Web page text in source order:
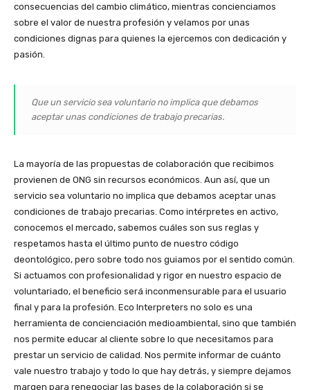
consecuencias del cambio climático, mientras concienciamos
sobre el valor de nuestra profesión y velamos por unas
condiciones dignas para quienes la ejercemos con dedicación y
pasión.
Que un servicio sea voluntario no implica que debamos
aceptar unas condiciones de trabajo precarias.
La mayoría de las propuestas de colaboración que recibimos
provienen de ONG sin recursos económicos. Aun así, que un
servicio sea voluntario no implica que debamos aceptar unas
condiciones de trabajo precarias. Como intérpretes en activo,
conocemos el mercado, sabemos cuáles son sus reglas y
respetamos hasta el último punto de nuestro código
deontológico, pero sobre todo nos guiamos por el sentido común.
Si actuamos con profesionalidad y rigor en nuestro espacio de
voluntariado, el beneficio será inconmensurable para el usuario
final y para la profesión. Eco Interpreters no solo es una
herramienta de concienciación medioambiental, sino que también
nos permite educar al cliente sobre lo que necesitamos para
prestar un servicio de calidad. Nos permite informar de cuánto
vale nuestro trabajo y todo lo que hay detrás, y siempre dejamos
margen para renegociar las bases de la colaboración si se